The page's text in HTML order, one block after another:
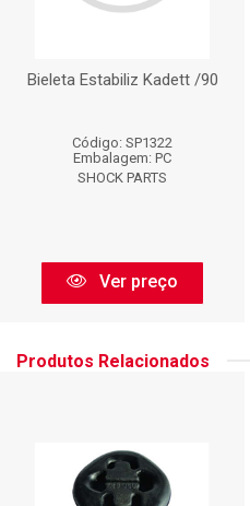
Bieleta Estabiliz Kadett /90
Código: SP1322
Embalagem: PC
SHOCK PARTS
Ver preço
Produtos Relacionados